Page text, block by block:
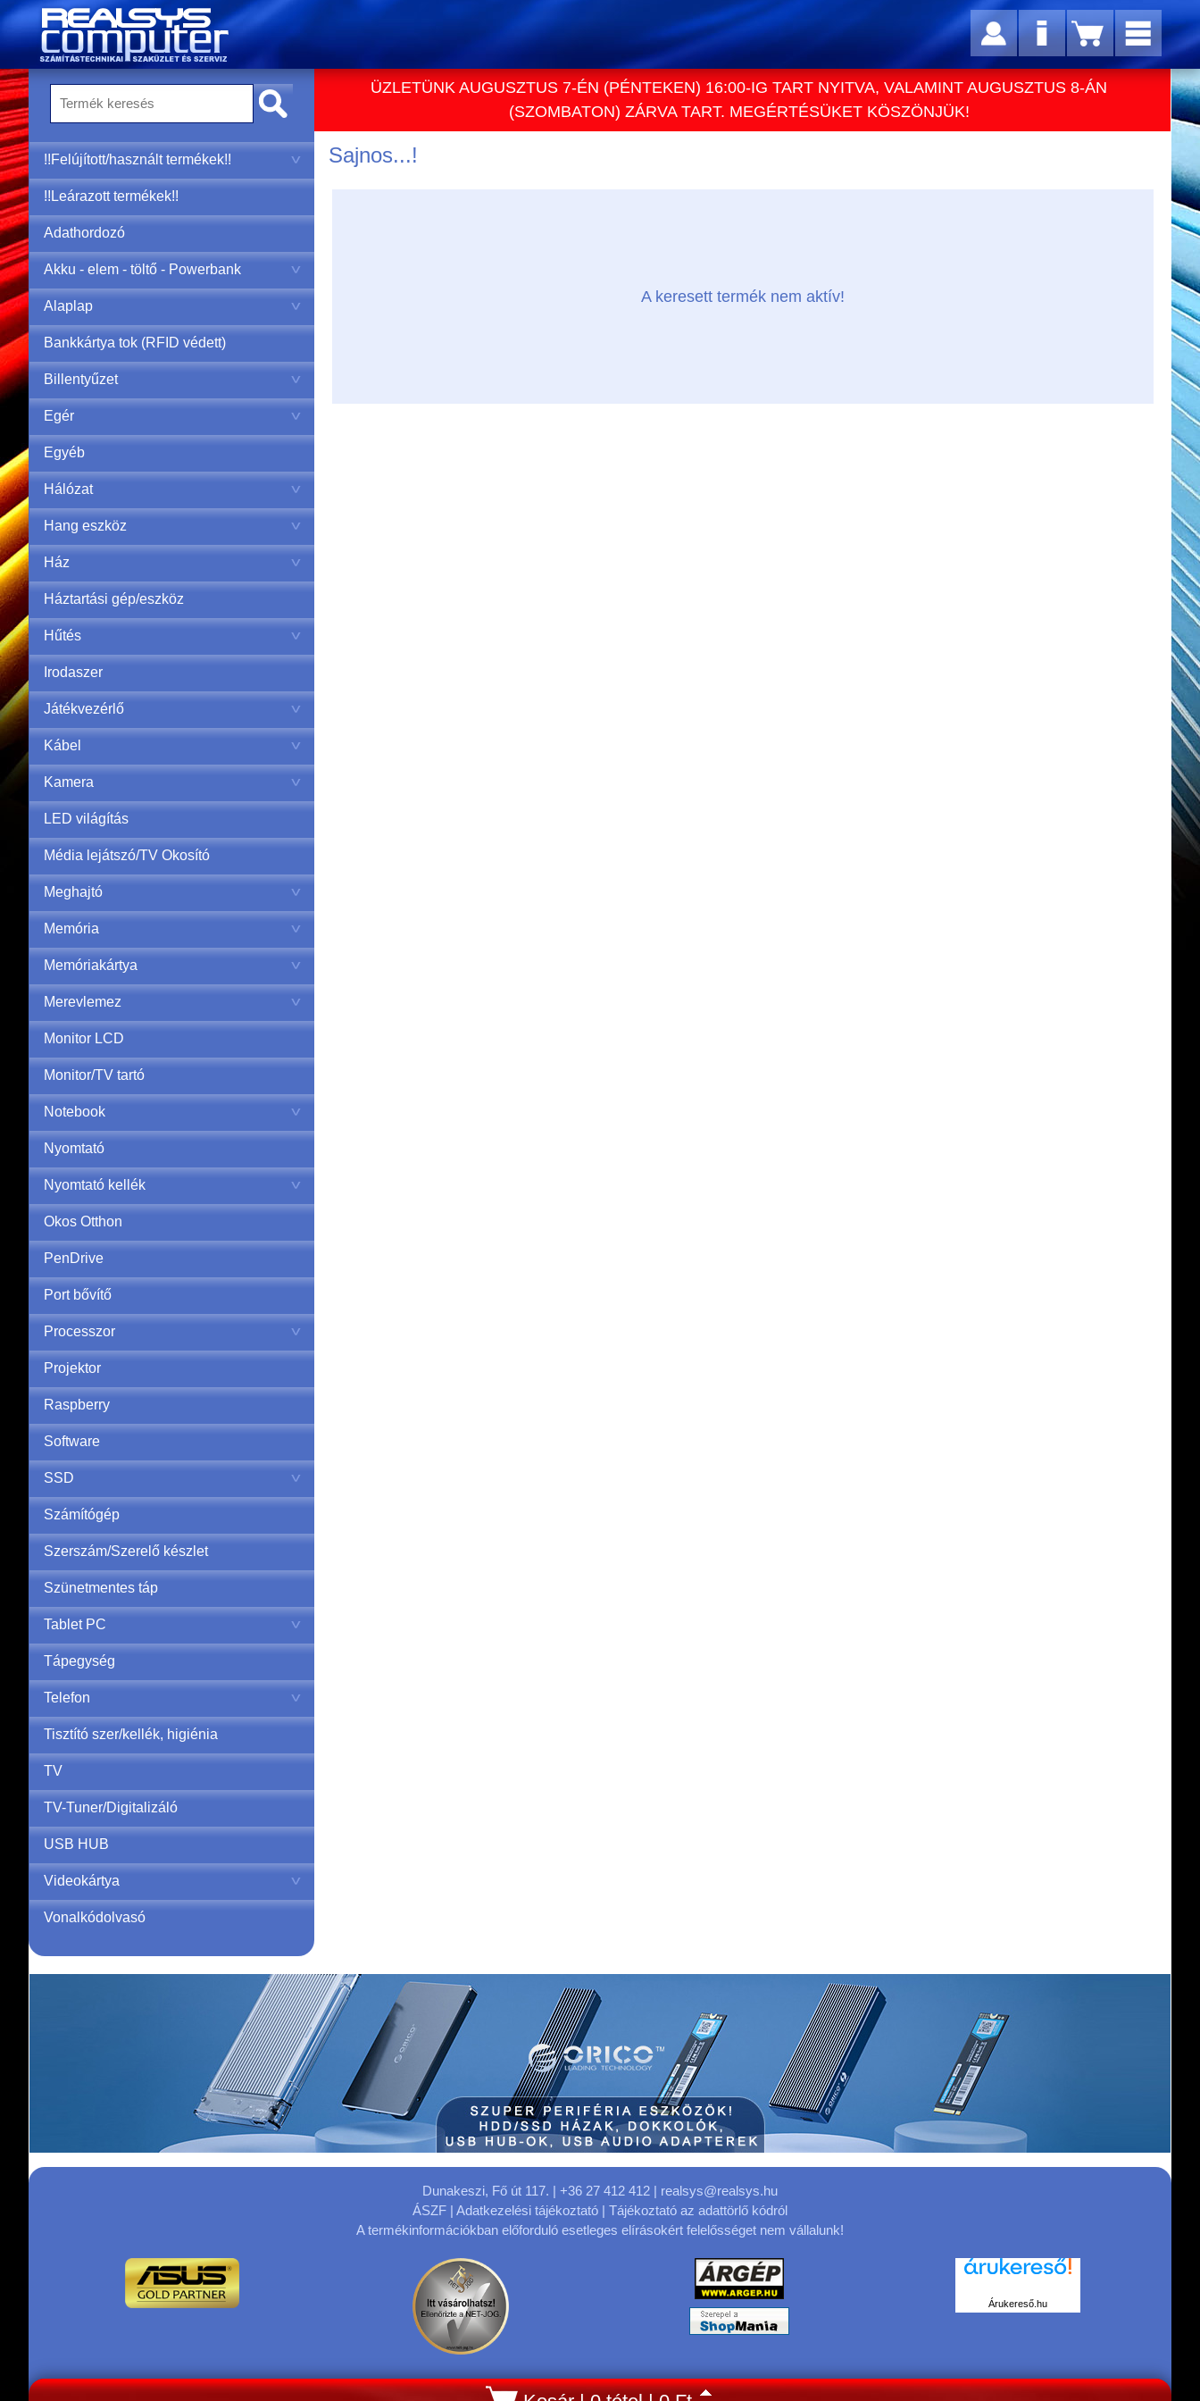
!!Felújított/használt termékek!!
!!Leárazott termékek!!
Adathordozó
Akku - elem - töltő - Powerbank
Alaplap
Bankkártya tok (RFID védett)
Billentyűzet
Egér
Egyéb
Hálózat
Hang eszköz
Ház
Háztartási gép/eszköz
Hűtés
Irodaszer
Játékvezérlő
Kábel
Kamera
LED világítás
Média lejátszó/TV Okosító
Meghajtó
Memória
Memóriakártya
Merevlemez
Monitor LCD
Monitor/TV tartó
Notebook
Nyomtató
Nyomtató kellék
Okos Otthon
PenDrive
Port bővítő
Processzor
Projektor
Raspberry
Software
SSD
Számítógép
Szerszám/Szerelő készlet
Szünetmentes táp
Tablet PC
Tápegység
Telefon
Tisztító szer/kellék, higiénia
TV
TV-Tuner/Digitalizáló
USB HUB
Videokártya
Vonalkódolvasó
ÜZLETÜNK AUGUSZTUS 7-ÉN (PÉNTEKEN) 16:00-IG TART NYITVA, VALAMINT AUGUSZTUS 8-ÁN
(SZOMBATON) ZÁRVA TART. MEGÉRTÉSÜKET KÖSZÖNJÜK!
Sajnos...!
A keresett termék nem aktív!
Dunakeszi, Fő út 117. | +36 27 412 412 | realsys@realsys.hu
ÁSZF | Adatkezelési tájékoztató | Tájékoztató az adattörlő kódról
A termékinformációkban előforduló esetleges elírásokért felelősséget nem vállalunk!
Árukereső.hu